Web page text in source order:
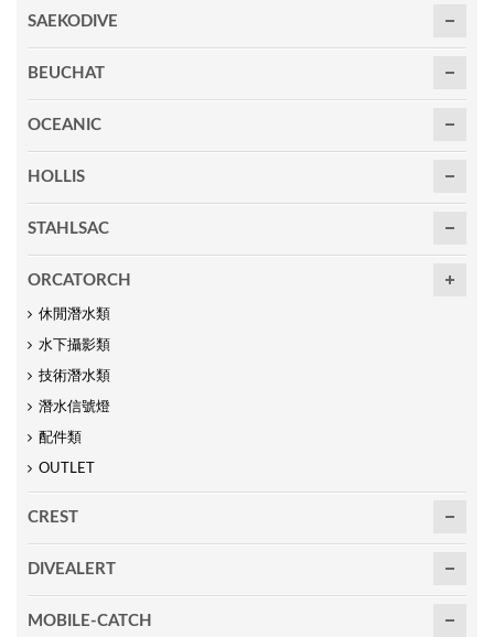
SAEKODIVE
BEUCHAT
OCEANIC
HOLLIS
STAHLSAC
ORCATORCH
休閒潛水類
水下攝影類
技術潛水類
潛水信號燈
配件類
OUTLET
CREST
DIVEALERT
MOBILE-CATCH